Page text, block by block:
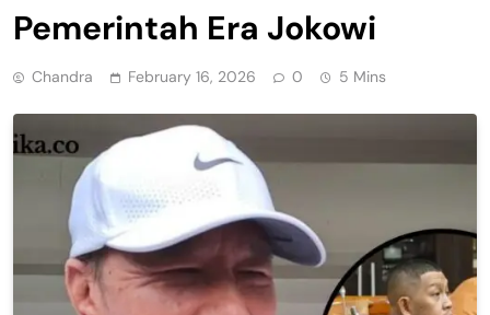
Pemerintah Era Jokowi
Chandra February 16, 2026 0 5 Mins